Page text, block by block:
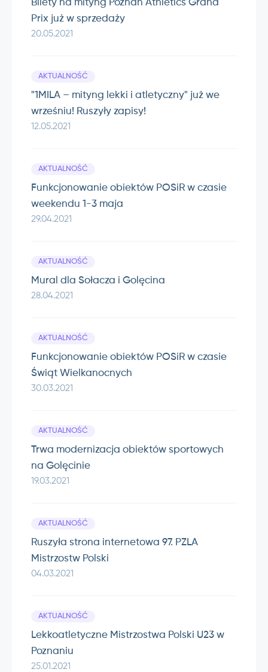
Bilety na mityng Poznań Athletics Grand
Prix już w sprzedaży
20.05.2021
"1MILA – mityng lekki i atletyczny" już we
wrześniu! Ruszyły zapisy!
12.05.2021
AKTUALNOŚĆ
Funkcjonowanie obiektów POSiR w czasie
weekendu 1-3 maja
29.04.2021
AKTUALNOŚĆ
Mural dla Sołacza i Golęcina
28.04.2021
AKTUALNOŚĆ
Funkcjonowanie obiektów POSiR w czasie
Świąt Wielkanocnych
30.03.2021
AKTUALNOŚĆ
Trwa modernizacja obiektów sportowych
na Golęcinie
19.03.2021
AKTUALNOŚĆ
Ruszyła strona internetowa 97. PZLA
Mistrzostw Polski
04.03.2021
AKTUALNOŚĆ
Lekkoatletyczne Mistrzostwa Polski U23 w
Poznaniu
25.01.2021
AKTUALNOŚĆ